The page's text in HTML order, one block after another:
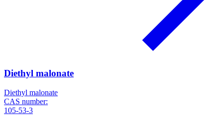
Diethyl malonate
Diethyl malonate
CAS number:
105-53-3